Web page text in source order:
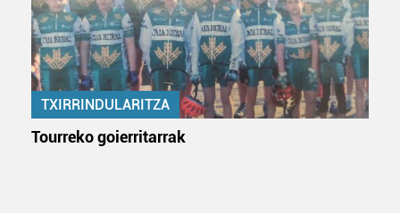
TXIRRINDULARITZA
Tourreko goierritarrak